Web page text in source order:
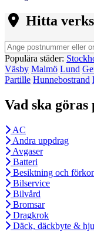
Hitta
Populära städer:
Väsby Malmö Lund
Partille Hunnebostrand
Vad ska
AC
Andra uppdrag
Avgaser
Batteri
Besiktning och
Bilservice
Bilvård
Bromsar
Dragkrok
Däck, däckbyte &